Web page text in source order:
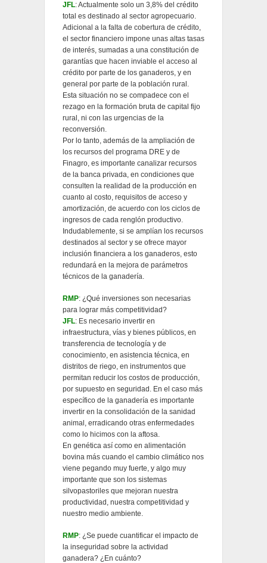
JFL: Actualmente solo un 3,8% del crédito
total es destinado al sector agropecuario.
Adicional a la falta de cobertura de crédito,
el sector financiero impone unas altas tasas
de interés, sumadas a una constitución de
garantías que hacen inviable el acceso al
crédito por parte de los ganaderos, y en
general por parte de la población rural.
Esta situación no se compadece con el
rezago en la formación bruta de capital fijo
rural, ni con las urgencias de la
reconversión.
Por lo tanto, además de la ampliación de
los recursos del programa DRE y de
Finagro, es importante canalizar recursos
de la banca privada, en condiciones que
consulten la realidad de la producción en
cuanto al costo, requisitos de acceso y
amortización, de acuerdo con los ciclos de
ingresos de cada renglón productivo.
Indudablemente, si se amplían los recursos
destinados al sector y se ofrece mayor
inclusión financiera a los ganaderos, esto
redundará en la mejora de parámetros
técnicos de la ganadería.
RMP: ¿Qué inversiones son necesarias
para lograr más competitividad?
JFL: Es necesario invertir en
infraestructura, vías y bienes públicos, en
transferencia de tecnología y de
conocimiento, en asistencia técnica, en
distritos de riego, en instrumentos que
permitan reducir los costos de producción,
por supuesto en seguridad. En el caso más
específico de la ganadería es importante
invertir en la consolidación de la sanidad
animal, erradicando otras enfermedades
como lo hicimos con la aftosa.
En genética así como en alimentación
bovina más cuando el cambio climático nos
viene pegando muy fuerte, y algo muy
importante que son los sistemas
silvopastoriles que mejoran nuestra
productividad, nuestra competitividad y
nuestro medio ambiente.
RMP: ¿Se puede cuantificar el impacto de
la inseguridad sobre la actividad
ganadera? ¿En cuánto?